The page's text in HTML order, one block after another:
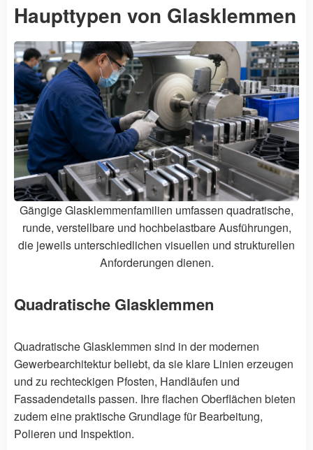
Haupttypen von Glasklemmen
Gängige Glasklemmenfamilien umfassen quadratische,
runde, verstellbare und hochbelastbare Ausführungen,
die jeweils unterschiedlichen visuellen und strukturellen
Anforderungen dienen.
Quadratische Glasklemmen
Quadratische Glasklemmen sind in der modernen
Gewerbearchitektur beliebt, da sie klare Linien erzeugen
und zu rechteckigen Pfosten, Handläufen und
Fassadendetails passen. Ihre flachen Oberflächen bieten
zudem eine praktische Grundlage für Bearbeitung,
Polieren und Inspektion.